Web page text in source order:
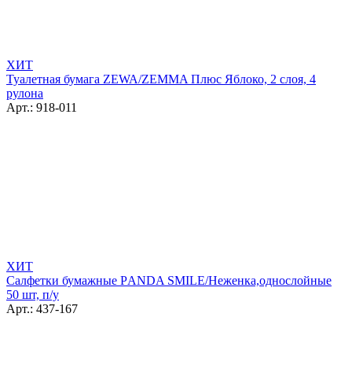
ХИТ
Туалетная бумага ZEWA/ZEMMA Плюс Яблоко, 2 слоя, 4
рулона
Арт.: 918-011
ХИТ
Салфетки бумажные РANDA SMILE/Неженка,однослойные
50 шт, п/у
Арт.: 437-167